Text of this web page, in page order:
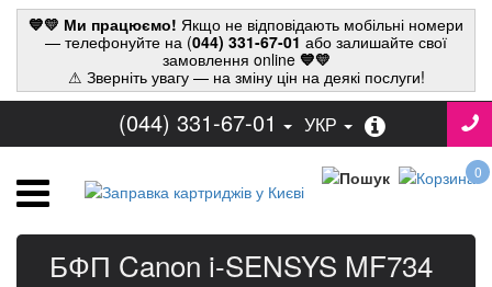
💙💛 Ми працюємо! Якщо не відповідають мобільні номери
— телефонуйте на (044) 331-67-01 або залишайте свої
замовлення online💙💛
⚠ Зверніть увагу — на зміну цін на деякі послуги!
(044) 331-67-01 УКР
0
БФП Canon i-SENSYS MF734